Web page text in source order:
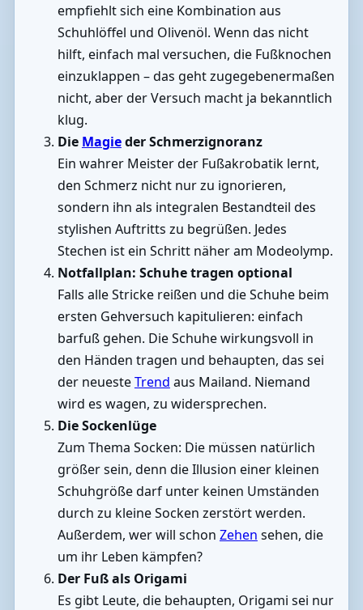
empfiehlt sich eine Kombination aus
Schuhlöffel und Olivenöl. Wenn das nicht
hilft, einfach mal versuchen, die Fußknochen
einzuklappen – das geht zugegebenermaßen
nicht, aber der Versuch macht ja bekanntlich
klug.
Die Magieder Schmerzignoranz
Ein wahrer Meister der Fußakrobatik lernt,
den Schmerz nicht nur zu ignorieren,
sondern ihn als integralen Bestandteil des
stylishen Auftritts zu begrüßen. Jedes
Stechen ist ein Schritt näher am Modeolymp.
Notfallplan: Schuhe tragen optional
Falls alle Stricke reißen und die Schuhe beim
ersten Gehversuch kapitulieren: einfach
barfuß gehen. Die Schuhe wirkungsvoll in
den Händen tragen und behaupten, das sei
der neuesteTrend aus Mailand. Niemand
wird es wagen, zu widersprechen.
Die Sockenlüge
Zum Thema Socken: Die müssen natürlich
größer sein, denn die Illusion einer kleinen
Schuhgröße darf unter keinen Umständen
durch zu kleine Socken zerstört werden.
Außerdem, wer will schon Zehen sehen, die
um ihr Leben kämpfen?
Der Fuß als Origami
Es gibt Leute, die behaupten, Origami sei nur